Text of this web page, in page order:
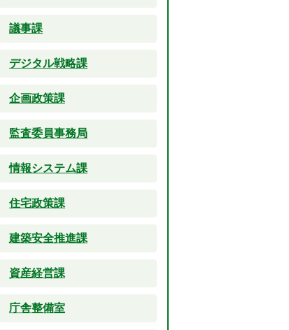
議事課
デジタル戦略課
企画政策課
監査委員事務局
情報システム課
住宅政策課
建築安全推進課
資産経営課
庁舎整備室